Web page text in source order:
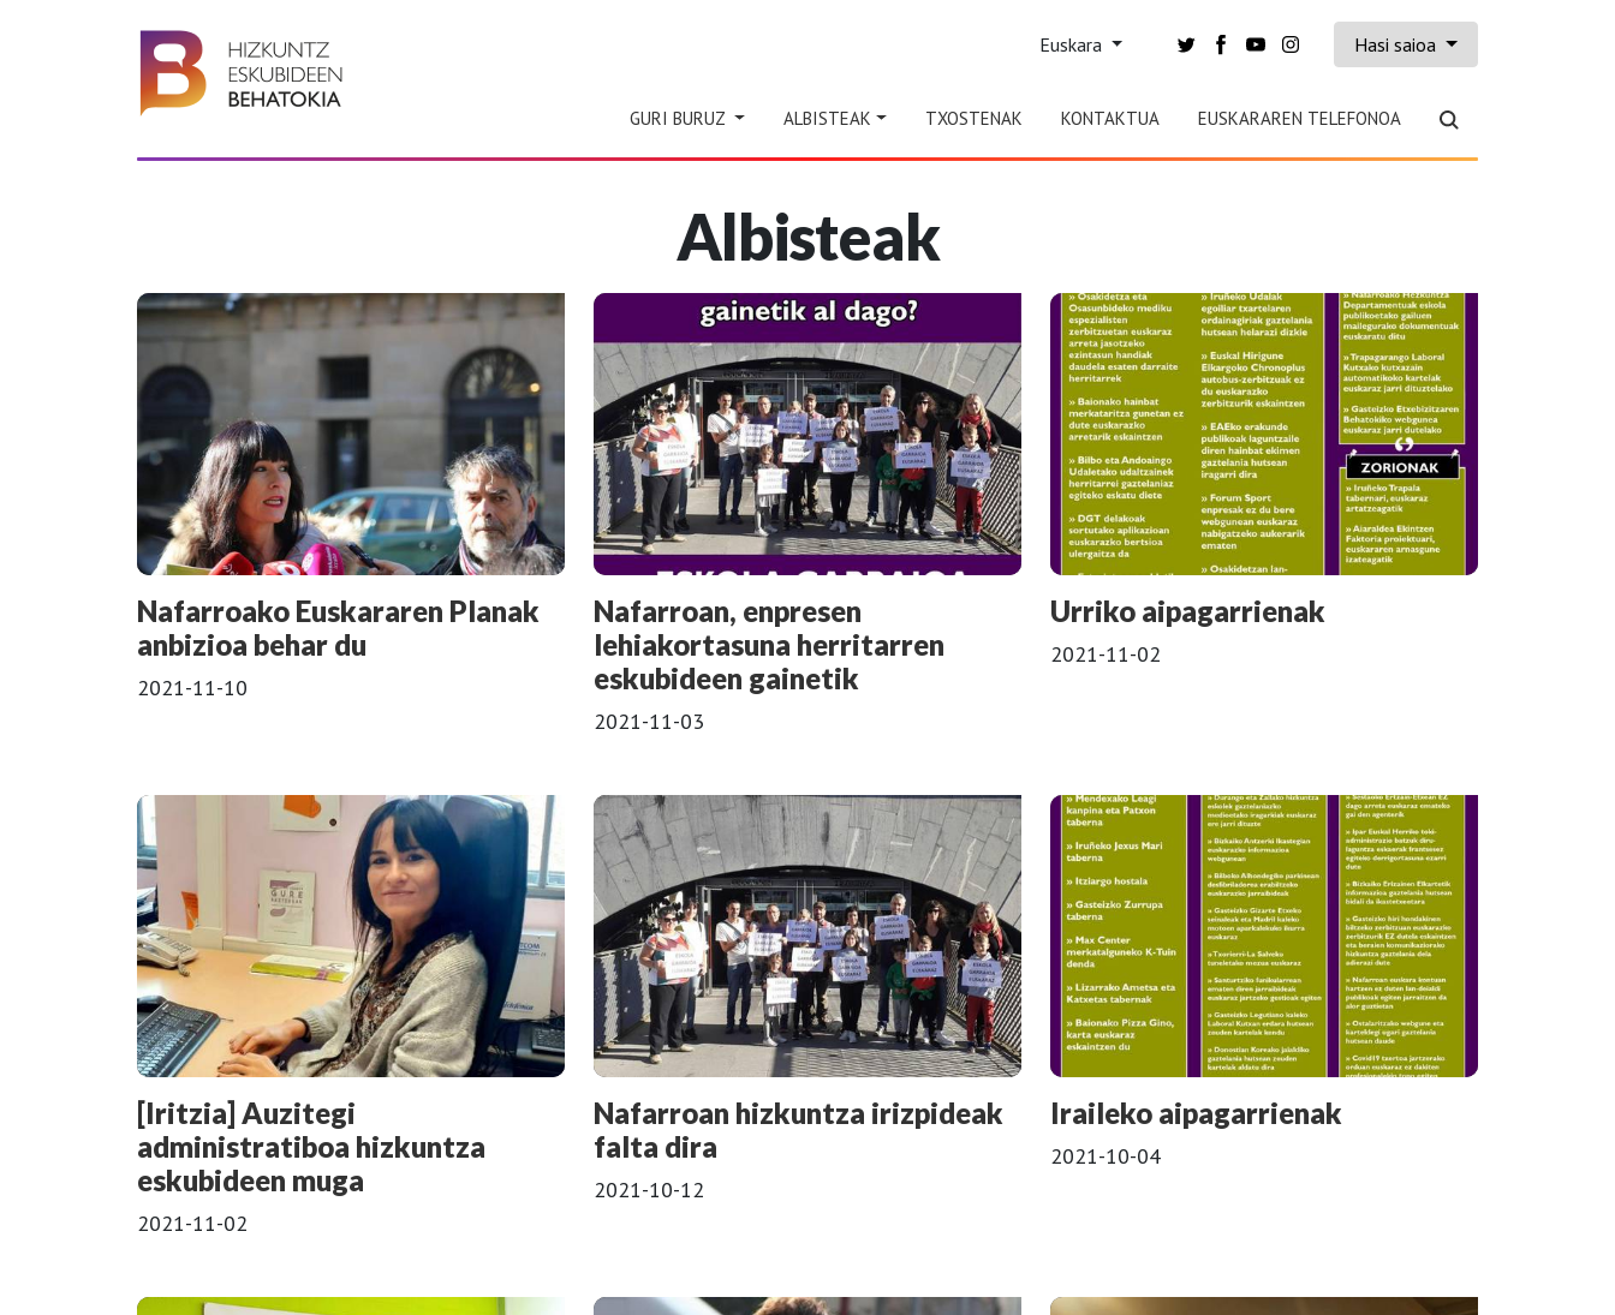
Euskara Hasi saioa
GURI BURUZ ALBISTEAK TXOSTENAK KONTAKTUA EUSKARAREN TELEFONOA
Albisteak
Nafarroako Euskararen Planak
anbizioa behar du
2021-11-10
Nafarroan, enpresen
lehiakortasuna herritarren
eskubideen gainetik
2021-11-03
Urriko aipagarrienak
2021-11-02
[Iritzia] Auzitegi
administratiboa hizkuntza
eskubideen muga
2021-11-02
Nafarroan hizkuntza irizpideak
falta dira
2021-10-12
Iraileko aipagarrienak
2021-10-04